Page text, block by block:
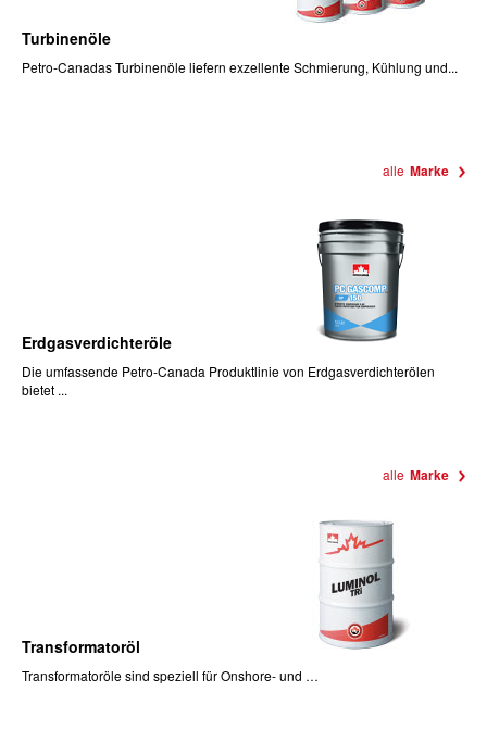
Turbinenöle
Petro-Canadas Turbinenöle liefern exzellente Schmierung, Kühlung und...
alle Marke
Erdgasverdichteröle
Die umfassende Petro-Canada Produktlinie von Erdgasverdichterölen
bietet ...
alle Marke
Transformatoröl
Transformatoröle sind speziell für Onshore- und …